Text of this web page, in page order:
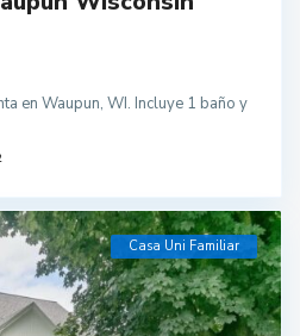
en Waupun, WI. Incluye 1 baño y
Casa Uni Familiar